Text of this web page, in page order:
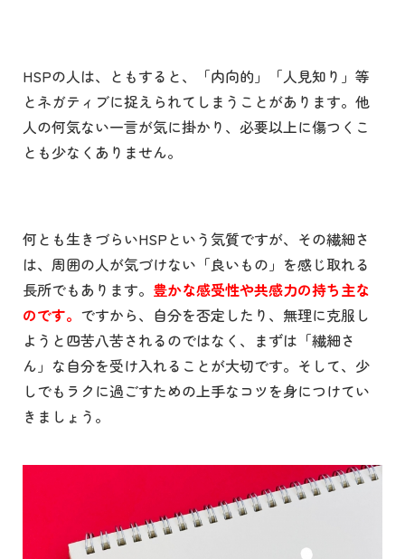
HSPの人は、ともすると、「内向的」「人見知り」等
とネガティブに捉えられてしまうことがあります。他
人の何気ない一言が気に掛かり、必要以上に傷つくこ
とも少なくありません。
何とも生きづらいHSPという気質ですが、その繊細さ
は、周囲の人が気づけない「良いもの」を感じ取れる
長所でもあります。 豊かな感受性や共感力の持ち主な
のです。 ですから、自分を否定したり、無理に克服し
ようと四苦八苦されるのではなく、まずは「繊細さ
ん」な自分を受け入れることが大切です。そして、少
しでもラクに過ごすための上手なコツを身につけてい
きましょう。